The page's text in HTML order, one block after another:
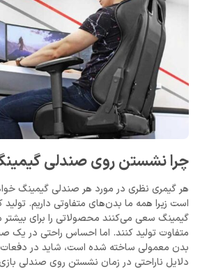
چرا نشستن روی صندلی
هر گیمری نظری در مورد هر صندلی گیمینگ
است زیرا همه ما بدن‌های متفاوتی داریم.
گیمینگ سعی می‌کنند محصولاتی را برای
متفاوت تولید کنند. اما احساس راحتی در یک
بدن معمولی ساخته شده است، شاید در
دلایل ناراحتی در زمان نشستن روی صندلی